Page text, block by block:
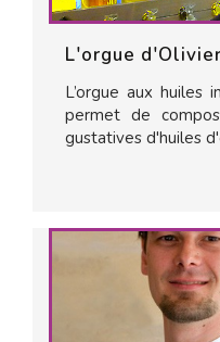
L'orgue
L’orgue aux huiles
permet de
gustatives d'huiles